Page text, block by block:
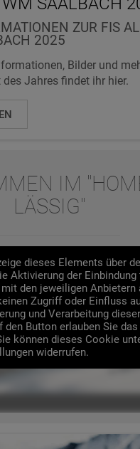
ZUR FIS
2025
Bilder und
Jahres findet ihr hier.
IM
LÄSSIG"
VIDEO LADEN
dieses Elements über
Aktivierung der
den jeweiligen Anbietern
Zugriff oder Einfluss
und Verarbeitung
den Button erlauben Sie
können dieses Cookie
widerrufen.